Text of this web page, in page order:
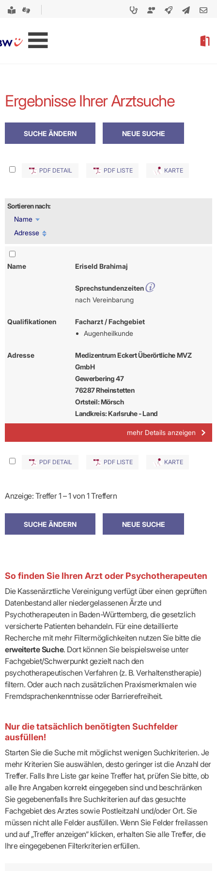
Ergebnisse Ihrer Arztsuche
PDF DETAIL PDF LISTE KARTE
Sortieren nach:
Name
Adresse
Name Eriseld Brahimaj
Sprechstundenzeiten
nach Vereinbarung
Qualifikationen
Facharzt / Fachgebiet
Augenheilkunde
Adresse
Medizentrum Eckert Überörtliche MVZ
GmbH
Gewerbering 47
76287 Rheinstetten
Ortsteil: Mörsch
Landkreis: Karlsruhe - Land
mehr Details anzeigen
PDF DETAIL PDF LISTE KARTE
Anzeige: Treffer 1 – 1 von 1 Treffern
So finden Sie Ihren Arzt oder Psychotherapeuten
Die Kassenärztliche Vereinigung verfügt über einen geprüften
Datenbestand aller niedergelassenen Ärzte und
Psychotherapeuten in Baden-Württemberg, die gesetzlich
versicherte Patienten behandeln. Für eine detaillierte
Recherche mit mehr Filtermöglichkeiten nutzen Sie bitte die
erweiterte Suche. Dort können Sie beispielsweise unter
Fachgebiet/Schwerpunkt gezielt nach den
psychotherapeutischen Verfahren (z. B. Verhaltenstherapie)
filtern. Oder auch nach zusätzlichen Praxismerkmalen wie
Fremdsprachenkenntnisse oder Barrierefreiheit.
Nur die tatsächlich benötigten Suchfelder
ausfüllen!
Starten Sie die Suche mit möglichst wenigen Suchkriterien. Je
mehr Kriterien Sie auswählen, desto geringer ist die Anzahl der
Treffer. Falls Ihre Liste gar keine Treffer hat, prüfen Sie bitte, ob
alle Ihre Angaben korrekt eingegeben sind und beschränken
Sie gegebenenfalls Ihre Suchkriterien auf das gesuchte
Fachgebiet des Arztes sowie Postleitzahl und/oder Ort. Sie
müssen nicht alle Felder ausfüllen. Wenn Sie Felder freilassen
und auf „Treffer anzeigen“ klicken, erhalten Sie alle Treffer, die
Ihre eingegebenen Filterkriterien erfüllen.